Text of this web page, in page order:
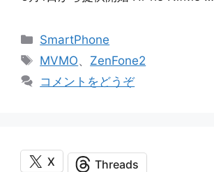
カ
テ
リ
SmartPhone
タ
グ
MVMO、 ZenFone2
コメントをどうぞ
X Threads